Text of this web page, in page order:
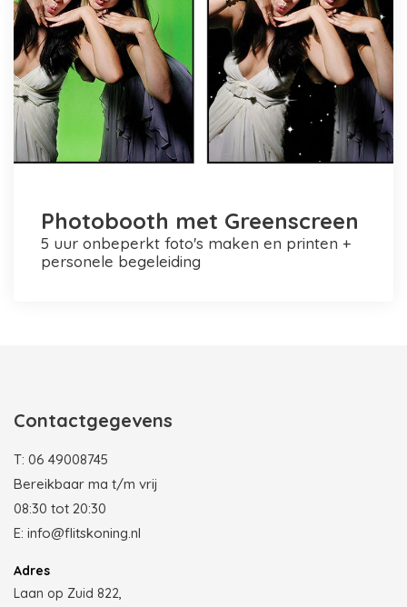
Photobooth met Greenscreen
5 uur onbeperkt foto's maken en printen +
personele begeleiding
Contactgegevens
T: 06 49008745
Bereikbaar ma t/m vrij
08:30 tot 20:30
E: info@flitskoning.nl
Adres
Laan op Zuid 822,